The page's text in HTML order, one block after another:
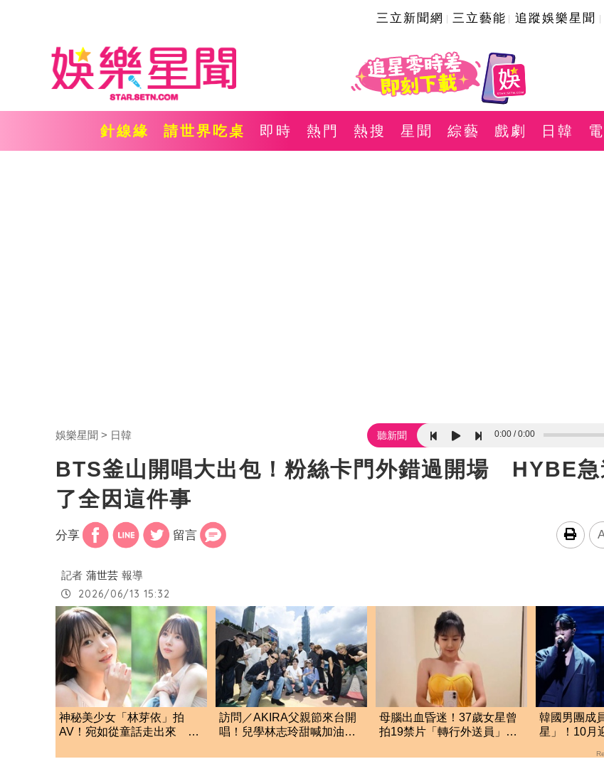
三立新聞網 三立藝能 追蹤娛樂星聞
針線緣 請世界吃桌 即時 熱門 熱搜 星聞 綜藝 戲劇 日韓
娛樂星聞 日韓 聽新聞 0:00 0:00
BTS釜山開唱大出包！粉絲卡門外錯過開場 HYBE急
了全因這件事
分享 留言
記者 蒲世芸 報導
2026/06/13 15:32
神秘美少女「林芽依」拍
AV！宛如從童話走出來 達
訪問／AKIRA父親節來台開
唱！兒學林志玲甜喊加油
母腦出血昏迷！37歲女星曾
拍19禁片「轉行外送員」求
韓國男團成
星」！10月